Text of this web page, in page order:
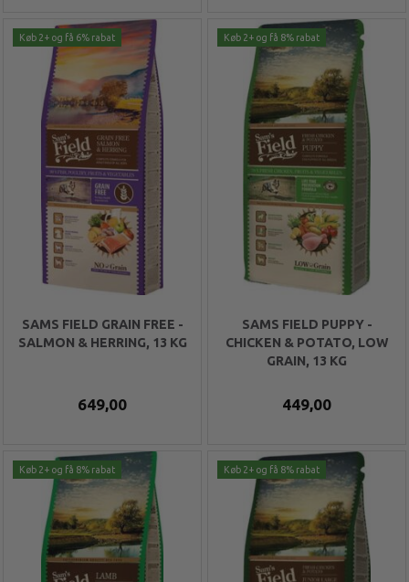
Køb 2+ og få 6% rabat
SAMS FIELD GRAIN FREE -
SALMON & HERRING, 13 KG
649,00
Køb 2+ og få 8% rabat
SAMS FIELD PUPPY -
CHICKEN & POTATO, LOW
GRAIN, 13 KG
449,00
Køb 2+ og få 8% rabat Køb 2+ og få 8% rabat